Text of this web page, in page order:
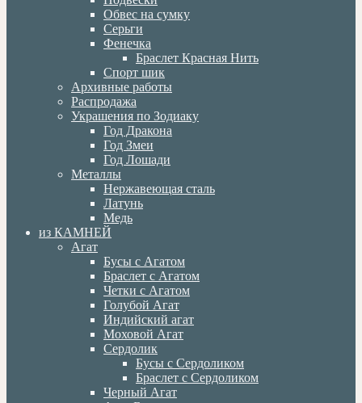
Обвес на сумку
Серьги
Фенечка
Браслет Красная Нить
Спорт шик
Архивные работы
Распродажа
Украшения по Зодиаку
Год Дракона
Год Змеи
Год Лошади
Металлы
Нержавеющая сталь
Латунь
Медь
из КАМНЕЙ
Агат
Бусы с Агатом
Браслет с Агатом
Четки с Агатом
Голубой Агат
Индийский агат
Моховой Агат
Сердолик
Бусы с Сердоликом
Браслет с Сердоликом
Черный Агат